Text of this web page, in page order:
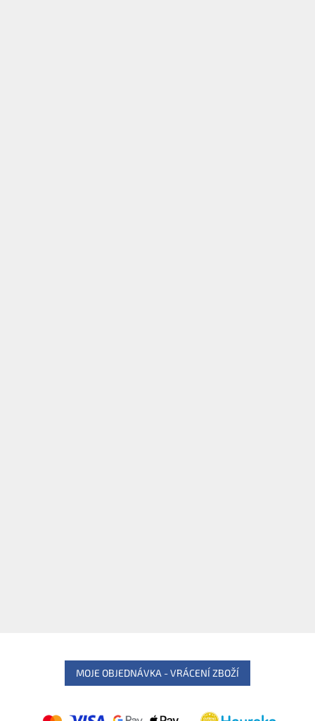
MOJE OBJEDNÁVKA - VRÁCENÍ ZBOŽÍ